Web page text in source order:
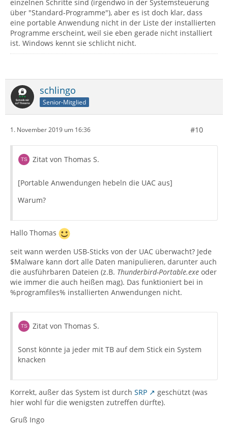
einzelnen Schritte sind (irgendwo in der Systemsteuerung
über "Standard-Programme"), aber es ist doch klar, dass
eine portable Anwendung nicht in der Liste der installierten
Programme erscheint, weil sie eben gerade nicht installiert
ist. Windows kennt sie schlicht nicht.
schlingo
Senior-Mitglied
1. November 2019 um 16:36 #10
Zitat von Thomas S.
[Portable Anwendungen hebeln die UAC aus]
Warum?
Hallo Thomas
seit wann werden USB-Sticks von der UAC überwacht? Jede
$Malware kann dort alle Daten manipulieren, darunter auch
die ausführbaren Dateien (z.B. Thunderbird-Portable.exe oder
wie immer die auch heißen mag). Das funktioniert bei in
%programfiles% installierten Anwendungen nicht.
Zitat von Thomas S.
Sonst könnte ja jeder mit TB auf dem Stick ein System
knacken
Korrekt, außer das System ist durch SRP
geschützt (was
hier wohl für die wenigsten zutreffen dürfte).
Gruß Ingo